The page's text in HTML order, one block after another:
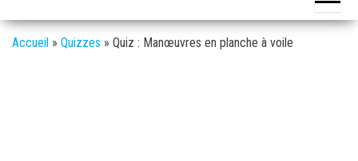
Accueil » Quizzes » Quiz : Manœuvres en planche à voile